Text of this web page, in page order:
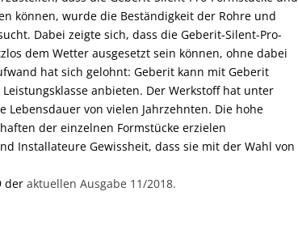
können, wurde die Beständigkeit der Rohre und
Dabei zeigte sich, dass die Geberit-Silent-Pro-
dem Wetter ausgesetzt sein können, ohne dabei
hat sich gelohnt: Geberit kann mit Geberit
anbieten. Der Werkstoff hat unter
von vielen Jahrzehnten. Die hohe
der einzelnen Formstücke erzielen
Installateure Gewissheit, dass sie mit der Wahl von
der aktuellen Ausgabe 11/2018.